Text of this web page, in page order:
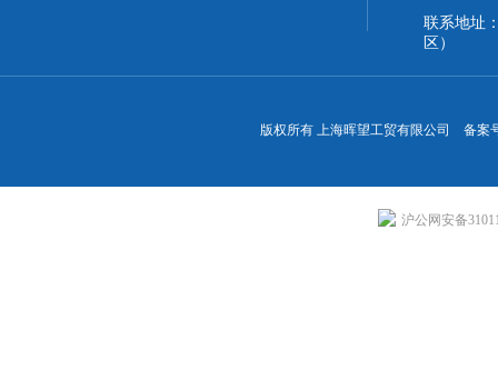
联系地址
区）
版权所有 上海晖望工贸有限公司 备案
沪公网安备